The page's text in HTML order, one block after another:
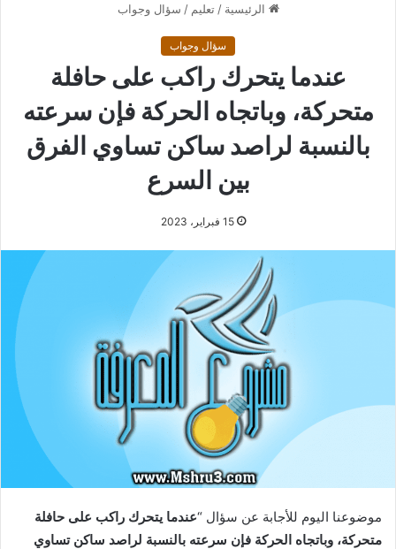
الرئيسية / تعليم / سؤال وجواب
سؤال وجواب
عندما يتحرك راكب على حافلة
متحركة، وباتجاه الحركة فإن سرعته
بالنسبة لراصد ساكن تساوي الفرق
بين السرع
15 فبراير، 2023
موضوعنا اليوم للأجابة عن سؤال “عندما يتحرك راكب على حافلة
متحركة، وباتجاه الحركة فإن سرعته بالنسبة لراصد ساكن تساوي